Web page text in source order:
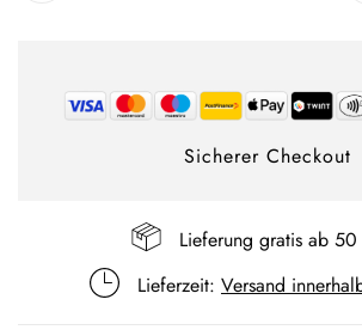
Sicherer Checkout
Lieferung gratis ab 50
Lieferzeit: Versand